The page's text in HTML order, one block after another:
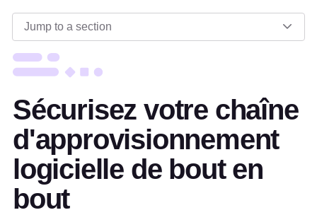
Jump to a section
Sécurisez votre chaîne
d'approvisionnement
logicielle de bout en
bout